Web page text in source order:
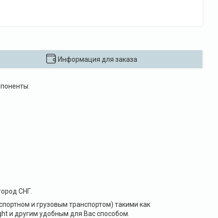
Информация для заказа
СНГ.
и грузовым транспортом) такими как
и другим удобным для Вас способом.